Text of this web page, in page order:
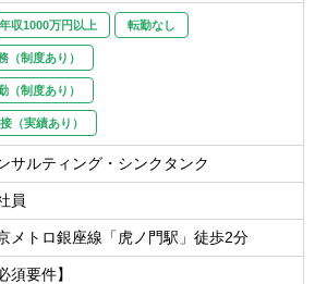
の他 M&A 及び資金調達に関するトランザ
ョン・サポート業務
資産等の評価業務
判所に提出するための意見書作成・訴訟
ート業務
類株式等設計・資本政策コンサルティン
務
員向け配信レポートや経理情報・商事法
の寄稿
ミナー講師
年収1000万円以上 転勤なし
（制度あり）
（制度あり）
（実績あり）
サルティング・シンクタンク
員
メトロ銀座線「虎ノ門駅」徒歩2分
須要件】